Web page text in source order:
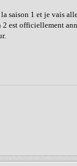
saison 1 et je vais
est officiellement